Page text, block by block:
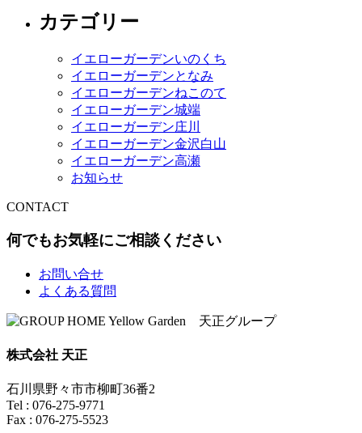
カテゴリー
イエローガーデンいのくち
イエローガーデンとなみ
イエローガーデンねこのて
イエローガーデン城端
イエローガーデン庄川
イエローガーデン金沢白山
イエローガーデン高瀬
お知らせ
CONTACT
何でもお気軽にご相談ください
お問い合せ
よくある質問
株式会社 天正
石川県野々市市柳町36番2
Tel : 076-275-9771
Fax : 076-275-5523